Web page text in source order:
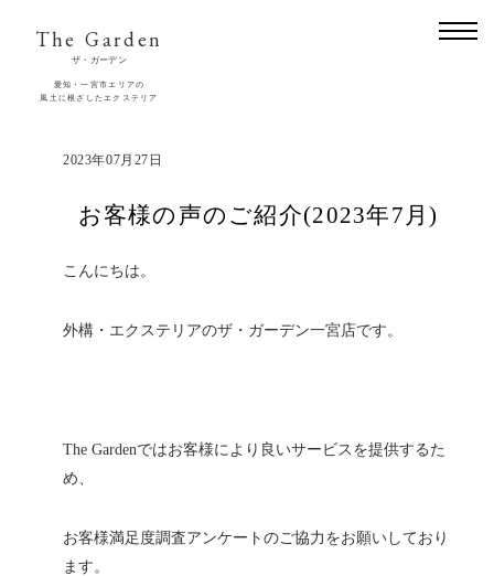
The Garden
ザ・ガーデン
愛知・一宮市エリアの
風土に根ざしたエクステリア
2023年07月27日
お客様の声のご紹介(2023年7月)
こんにちは。
外構・エクステリアのザ・ガーデン一宮店です。
The Gardenではお客様により良いサービスを提供するた
め、
お客様満足度調査アンケートのご協力をお願いしており
ます。